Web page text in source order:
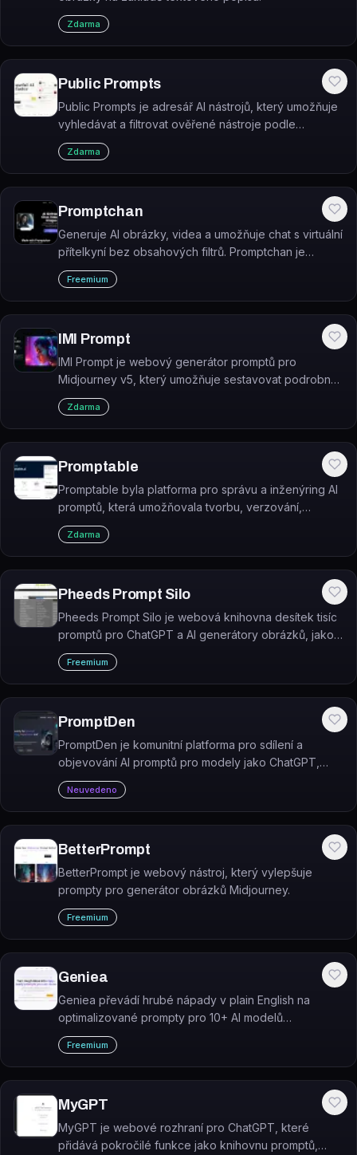
Zdarma
Public Prompts
Public Prompts je adresář AI nástrojů, který umožňuje
vyhledávat a filtrovat ověřené nástroje podle
kategorie, cenového modelu a případu použití.
Zdarma
Promptchan
Generuje AI obrázky, videa a umožňuje chat s virtuální
přítelkyní bez obsahových filtrů. Promptchan je
platforma pro tvorbu a přizpůsobení virtuální AI
partnerky.
Freemium
IMI Prompt
IMI Prompt je webový generátor promptů pro
Midjourney v5, který umožňuje sestavovat podrobné
příkazy klikáním z tisíců přednastavených možností.
Zdarma
Promptable
Promptable byla platforma pro správu a inženýring AI
promptů, která umožňovala tvorbu, verzování,
testování a nasazení promptů pro GPT-3 a další
jazykové modely.
Zdarma
Pheeds Prompt Silo
Pheeds Prompt Silo je webová knihovna desítek tisíc
promptů pro ChatGPT a AI generátory obrázků, jako
je Midjourney.
Freemium
PromptDen
PromptDen je komunitní platforma pro sdílení a
objevování AI promptů pro modely jako ChatGPT,
MidJourney nebo Stable Diffusion.
Neuvedeno
BetterPrompt
BetterPrompt je webový nástroj, který vylepšuje
prompty pro generátor obrázků Midjourney.
Freemium
Geniea
Geniea převádí hrubé nápady v plain English na
optimalizované prompty pro 10+ AI modelů
(Midjourney, Flux, Suno, Sora a další).
Freemium
MyGPT
MyGPT je webové rozhraní pro ChatGPT, které
přidává pokročilé funkce jako knihovnu promptů,